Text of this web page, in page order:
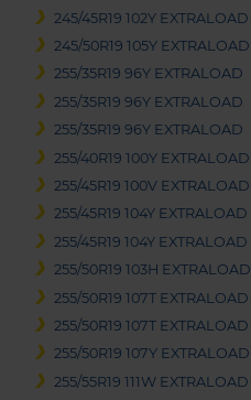
245/45R19 102Y EXTRALOAD
245/50R19 105Y EXTRALOAD
255/35R19 96Y EXTRALOAD
255/35R19 96Y EXTRALOAD
255/35R19 96Y EXTRALOAD
255/40R19 100Y EXTRALOAD
255/45R19 100V EXTRALOAD
255/45R19 104Y EXTRALOAD
255/45R19 104Y EXTRALOAD
255/50R19 103H EXTRALOAD
255/50R19 107T EXTRALOAD
255/50R19 107T EXTRALOAD
255/50R19 107Y EXTRALOAD
255/55R19 111W EXTRALOAD